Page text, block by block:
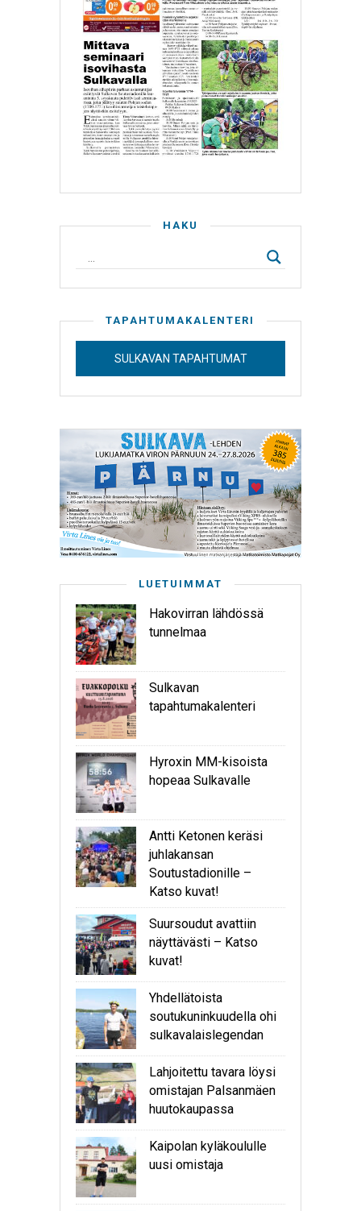
HAKU
TAPAHTUMAKALENTERI
SULKAVAN TAPAHTUMAT
LUETUIMMAT
Hakovirran lähdössä
tunnelmaa
Sulkavan
tapahtumakalenteri
Hyroxin MM-kisoista
hopeaa Sulkavalle
Antti Ketonen keräsi
juhlakansan
Soutustadionille –
Katso kuvat!
Suursoudut avattiin
näyttävästi – Katso
kuvat!
Yhdellätoista
soutukuninkuudella ohi
sulkavalaislegendan
Lahjoitettu tavara löysi
omistajan Palsanmäen
huutokaupassa
Kaipolan kyläkoululle
uusi omistaja